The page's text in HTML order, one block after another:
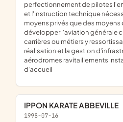
perfectionnement de pilotes
et l'instruction technique
moyens privés que des
développer l'aviation générale
carrières ou métiers y
réalisation et la gestion
aérodromes ravitaillements
d'accueil
IPPON KARATE ABBEVILLE
1998-07-16